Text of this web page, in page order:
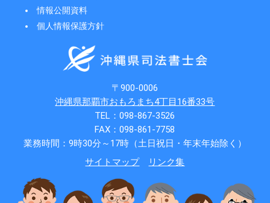
情報公開資料
個人情報保護方針
〒900-0006
沖縄県那覇市おもろまち4丁目16番33号
TEL：098-867-3526
FAX：098-861-7758
業務時間：9時30分～17時（土日祝日・年末年始除く）
サイトマップ
リンク集